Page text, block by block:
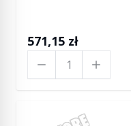
571,15 zł